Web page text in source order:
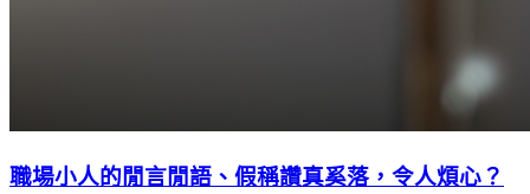
職場小人的閒言閒語、假稱讚真奚落，令人煩心？